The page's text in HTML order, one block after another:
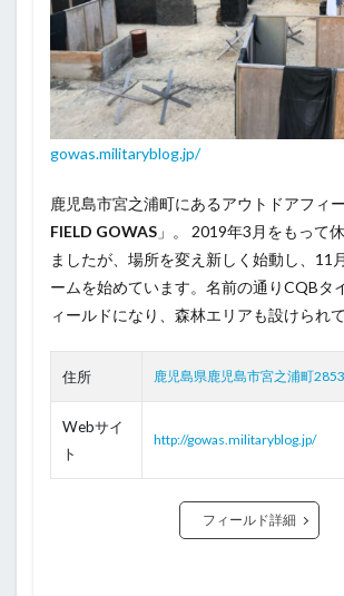
gowas.militaryblog.jp/
鹿児島市宮之浦町にあるアウトドアフィ
FIELD GOWAS 」。 2019年3月をもって
ましたが、場所を変え新しく始動し、11
ームを始めています。名前の通りCQBタ
ィールドになり、森林エリアも設けられて
住所 鹿児島県鹿児島市宮之浦町2853
Webサイ
ト
http://gowas.militaryblog.jp/
フィールド詳細